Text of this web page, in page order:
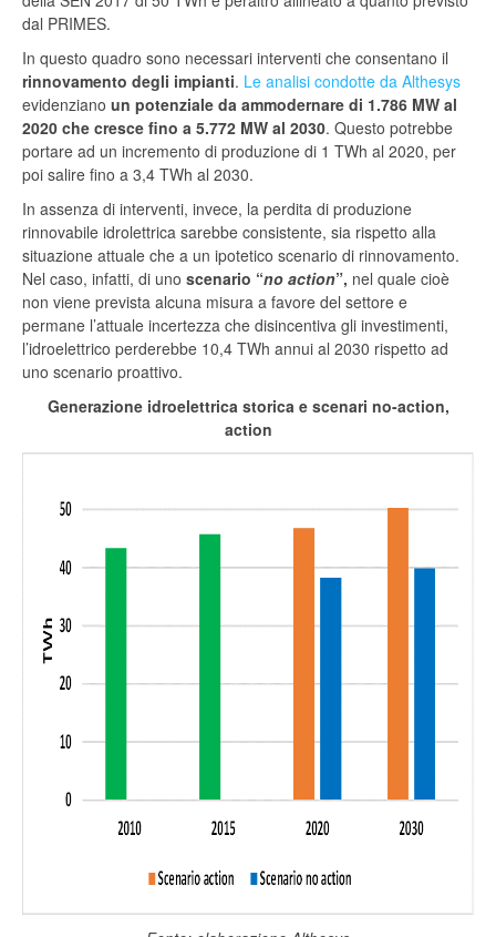
dal PRIMES.
In questo quadro sono necessari interventi che consentano il
rinnovamento degli impianti. Le analisi condotte da Althesys
evidenziano un potenziale da ammodernare di 1.786 MW al
2020 che cresce fino a 5.772 MW al 2030. Questo potrebbe
portare ad un incremento di produzione di 1 TWh al 2020, per
poi salire fino a 3,4 TWh al 2030.
In assenza di interventi, invece, la perdita di produzione
rinnovabile idrolettrica sarebbe consistente, sia rispetto alla
situazione attuale che a un ipotetico scenario di rinnovamento.
Nel caso, infatti, di uno scenario “no action”, nel quale cioè
non viene prevista alcuna misura a favore del settore e
permane l’attuale incertezza che disincentiva gli investimenti,
l’idroelettrico perderebbe 10,4 TWh annui al 2030 rispetto ad
uno scenario proattivo.
Generazione idroelettrica storica e scenari no-action,
action